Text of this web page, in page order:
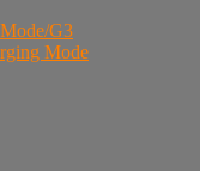
G3
Mode